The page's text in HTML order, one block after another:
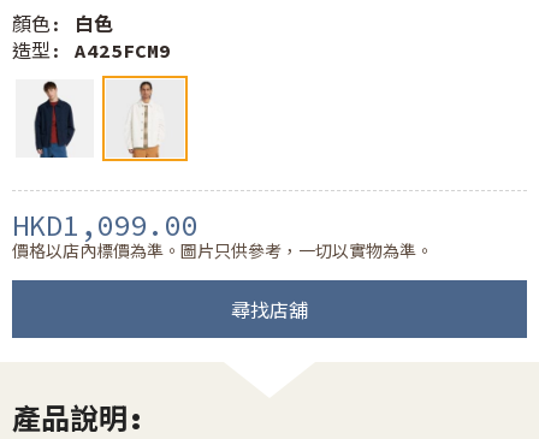
顏色: 白色
造型: A425FCM9
HKD1,099.00
價格以店內標價為準。圖片只供參考，一切以實物為準。
尋找店舖
產品說明: